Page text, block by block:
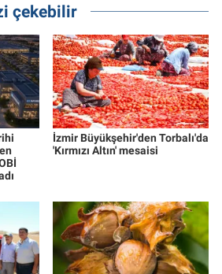
çekebilir
İzmir Büyükşehir'den Torbalı'da
'Kırmızı Altın' mesaisi